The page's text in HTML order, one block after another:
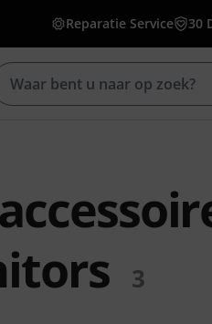
Reparatie Service 30
3